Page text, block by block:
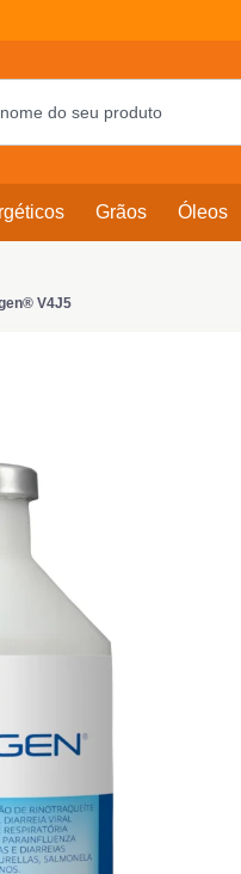
Grãos Óleos
V4J5